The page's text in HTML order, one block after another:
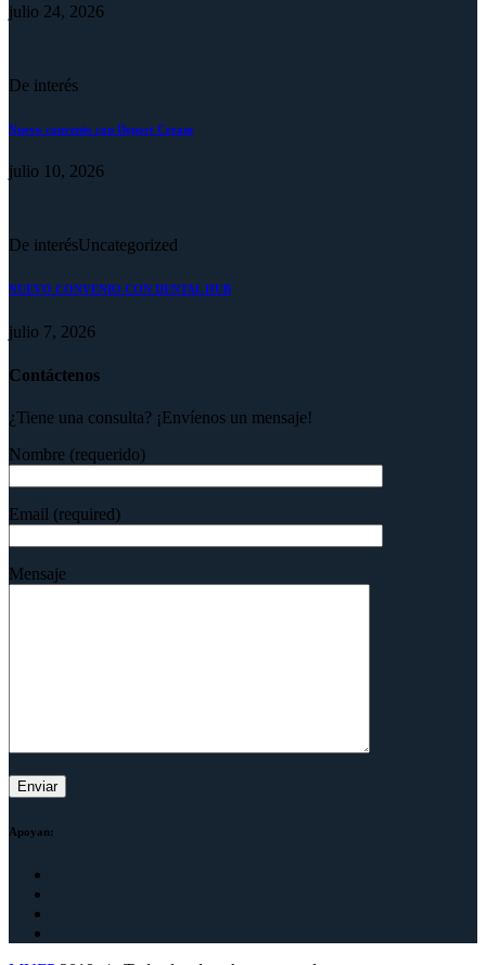
julio 24, 2026
De interés
Nuevo convenio con Deport Cream
julio 10, 2026
De interésUncategorized
NUEVO CONVENIO CON DENTAL HUB
julio 7, 2026
Contáctenos
¿Tiene una consulta? ¡Envíenos un mensaje!
Nombre (requerido)
Email (required)
Mensaje
Apoyan: